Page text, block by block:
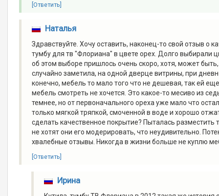
[Ответить]
Наталья
Здравствуйте. Хочу оставить, наконец-то свой отзыв о
тумбу для тв "Флориана" в цвете орех. Долго
об этом выборе пришлось очень скоро, хотя, может
случайно заметила, на одной дверце витрины, при
конечно, мебель то мало того что не дешевая, так ей
мебель смотреть не хочется. Это какое-то месиво из
темнее, но от первоначального ореха уже мало что
только мягкой тряпкой, смоченной в воде и хорошо
сделать качественное покрытие? Пыталась разместить
не хотят они его модерировать, что неудивительно.
хвалебные отзывы. Никогда в жизни больше не куплю
[Ответить]
Ирина